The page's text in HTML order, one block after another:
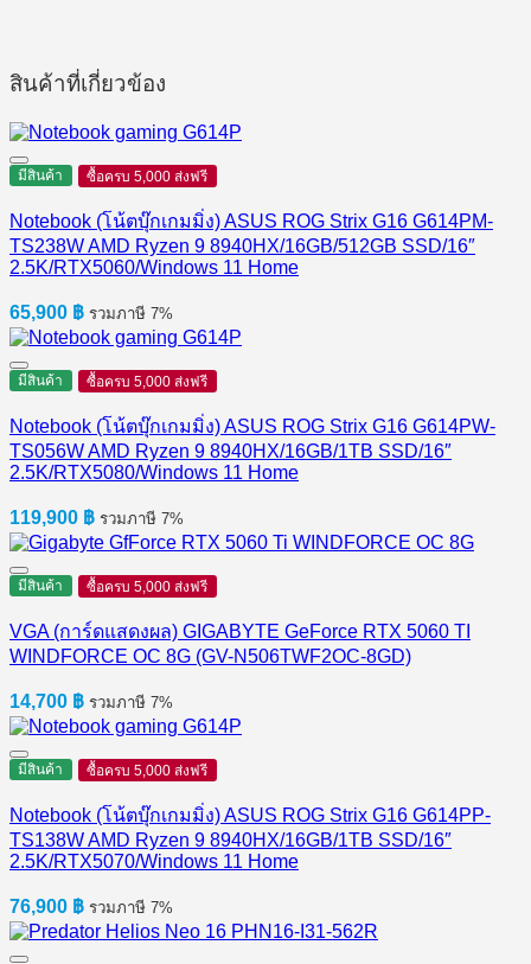
สินค้าที่เกี่ยวข้อง
มีสินค้า ซื้อครบ 5,000 ส่งฟรี
Notebook (โน้ตบุ๊กเกมมิ่ง) ASUS ROG Strix G16 G614PM-
TS238W AMD Ryzen 9 8940HX/16GB/512GB SSD/16″
2.5K/RTX5060/Windows 11 Home
65,900 ฿ รวมภาษี 7%
มีสินค้า ซื้อครบ 5,000 ส่งฟรี
Notebook (โน้ตบุ๊กเกมมิ่ง) ASUS ROG Strix G16 G614PW-
TS056W AMD Ryzen 9 8940HX/16GB/1TB SSD/16″
2.5K/RTX5080/Windows 11 Home
119,900 ฿ รวมภาษี 7%
มีสินค้า ซื้อครบ 5,000 ส่งฟรี
VGA (การ์ดแสดงผล) GIGABYTE GeForce RTX 5060 TI
WINDFORCE OC 8G (GV-N506TWF2OC-8GD)
14,700 ฿ รวมภาษี 7%
มีสินค้า ซื้อครบ 5,000 ส่งฟรี
Notebook (โน้ตบุ๊กเกมมิ่ง) ASUS ROG Strix G16 G614PP-
TS138W AMD Ryzen 9 8940HX/16GB/1TB SSD/16″
2.5K/RTX5070/Windows 11 Home
76,900 ฿ รวมภาษี 7%